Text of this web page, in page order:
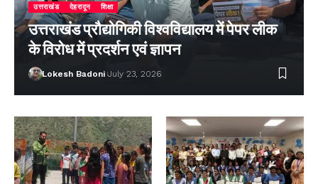
उत्तराखंड देहरादून शिक्षा
उत्तराखंड प्रौद्योगिकी विश्वविद्यालय में पेपर लीक
के विरोध में प्रदर्शन एवं ज्ञापन
Lokesh Badoni July 23, 2026